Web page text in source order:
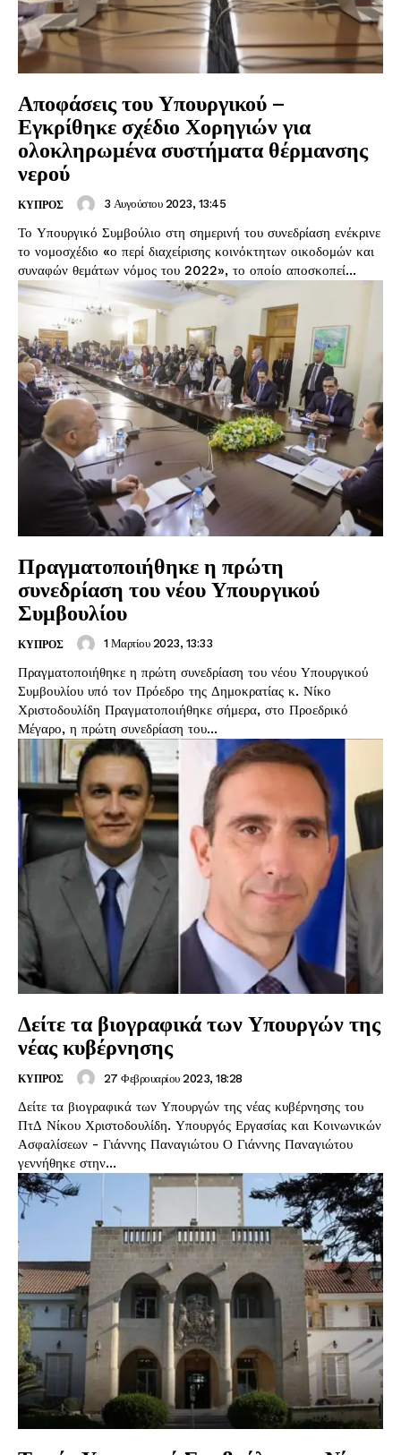
Αποφάσεις του Υπουργικού –
Εγκρίθηκε σχέδιο Χορηγιών για
ολοκληρωμένα συστήματα θέρμανσης
νερού
ΚΥΠΡΟΣ 3 Αυγούστου 2023, 13:45
Το Υπουργικό Συμβούλιο στη σημερινή του συνεδρίαση ενέκρινε
το νομοσχέδιο «ο περί διαχείρισης κοινόκτητων οικοδομών και
συναφών θεμάτων νόμος του 2022», το οποίο αποσκοπεί...
Πραγματοποιήθηκε η πρώτη
συνεδρίαση του νέου Υπουργικού
Συμβουλίου
ΚΥΠΡΟΣ 1 Μαρτίου 2023, 13:33
Πραγματοποιήθηκε η πρώτη συνεδρίαση του νέου Υπουργικού
Συμβουλίου υπό τον Πρόεδρο της Δημοκρατίας κ. Νίκο
Χριστοδουλίδη Πραγματοποιήθηκε σήμερα, στο Προεδρικό
Μέγαρο, η πρώτη συνεδρίαση του...
Δείτε τα βιογραφικά των Υπουργών της
νέας κυβέρνησης
ΚΥΠΡΟΣ 27 Φεβρουαρίου 2023, 18:28
Δείτε τα βιογραφικά των Υπουργών της νέας κυβέρνησης του
ΠτΔ Νίκου Χριστοδουλίδη. Υπουργός Εργασίας και Κοινωνικών
Ασφαλίσεων - Γιάννης Παναγιώτου Ο Γιάννης Παναγιώτου
γεννήθηκε στην...